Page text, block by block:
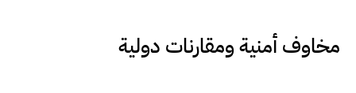
مخاوف أمنية ومقارنات دولية